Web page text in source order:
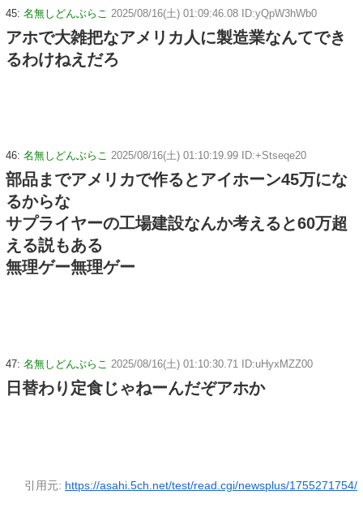
45: 名無しどんぶらこ 2025/08/16(土) 01:09:46.08 ID:yQpW3hWb0
アホで大雑把なアメリカ人に製造業なんてでき
るわけねえだろ
46: 名無しどんぶらこ 2025/08/16(土) 01:10:19.99 ID:+Stseqe20
部品までアメリカで作るとアイホーン45万にな
るからな
サプライヤーの工場建設なんか考えると60万超
える説もある
無理ゲー無理ゲー
47: 名無しどんぶらこ 2025/08/16(土) 01:10:30.71 ID:uHyxMZZ00
日替わり定食じゃねーんだぞアホか
引用元: https://asahi.5ch.net/test/read.cgi/newsplus/1755271754/